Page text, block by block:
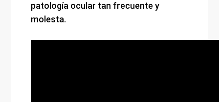
patología ocular tan frecuente y
molesta.